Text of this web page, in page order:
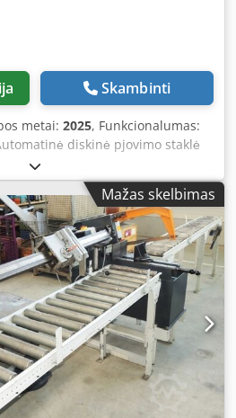
Skambinti
metai: 2025, Funkcionalumas:
diskinė pjovimo staklė
350 AP. Djdpfx Afszmxzwewjkr
Galima apžiūrėti staklę
ir priežiūros instrukcija.
pusiau automatinio arba
Pjovimo kampas: 0°–45°–60°.
350 mm. Apvalaus profilio
mm. Apvalaus profilio pjovimas
mm. Apvalaus profilio pjovimas
mm. Apvalaus profilio pjovimas
mm. Svoris: 1050 kg.
Mažas skelbimas